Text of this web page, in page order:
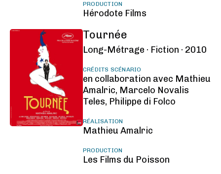
PRODUCTION
Hérodote Films
Tournée
Long-Métrage · Fiction · 2010
CRÉDITS SCÉNARIO
en collaboration avec Mathieu
Amalric, Marcelo Novalis
Teles, Philippe di Folco
RÉALISATION
Mathieu Amalric
PRODUCTION
Les Films du Poisson